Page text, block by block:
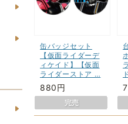
缶バッジセット
【仮面ライダーデ
ィケイド】【仮面
ライダーストア …
880円